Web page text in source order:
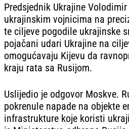
Predsjednik Ukrajine
ukrajinskim vojnicima na
te ciljeve pogodile ukrajinske
pojačani udari Ukrajine na
omogućavaju Kijevu da
kraju rata sa Rusijom.
Uslijedio je odgovor Moskve.
pokrenule napade na objekte
infrastrukture koje koristi